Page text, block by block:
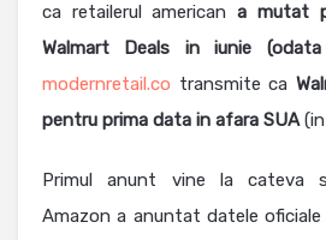
ca retailerul americana mutat
Walmart Deals in iunie
modernretail.co transmite ca
pentru prima data in afara SUA(in
Primul anunt vine la cateva
Amazon a anuntat datele oficiale